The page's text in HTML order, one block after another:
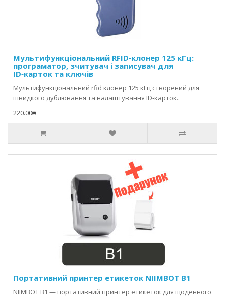
електроенергії та зменшувати витрати.
Мультифункціональний RFID‑клонер 125 кГц:
програматор, зчитувач і записувач для
ID‑карток та ключів
Мультифункціональний rfid клонер 125 кГц створений для
швидкого дублювання та налаштування ID‑карток..
220.00₴
Портативний принтер етикеток NIIMBOT B1
NIIMBOT B1 — портативний принтер етикеток для щоденного